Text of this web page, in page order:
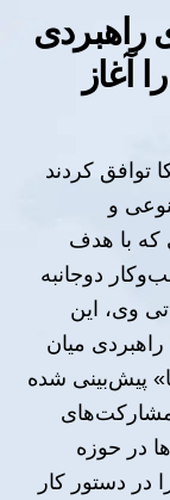
راهبردی
توافق کردند
و
که با هدف
دوجانبه
وی، این
میان
پیش‌بینی شده
در حوزه
در دستور کار